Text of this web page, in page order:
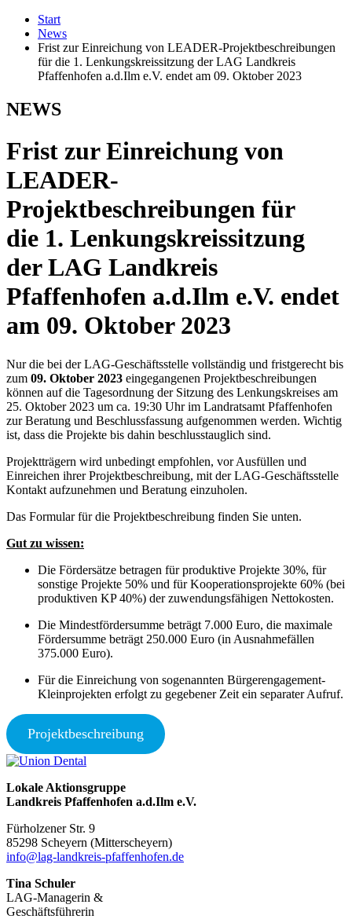
Start
News
Frist zur Einreichung von LEADER-Projektbeschreibungen
für die 1. Lenkungskreissitzung der LAG Landkreis
Pfaffenhofen a.d.Ilm e.V. endet am 09. Oktober 2023
NEWS
Frist zur Einreichung von
LEADER-
Projektbeschreibungen für
die 1. Lenkungskreissitzung
der LAG Landkreis
Pfaffenhofen a.d.Ilm e.V. endet
am 09. Oktober 2023
Nur die bei der LAG-Geschäftsstelle vollständig und fristgerecht bis
zum 09. Oktober 2023 eingegangenen Projektbeschreibungen
können auf die Tagesordnung der Sitzung des Lenkungskreises am
25. Oktober 2023 um ca. 19:30 Uhr im Landratsamt Pfaffenhofen
zur Beratung und Beschlussfassung aufgenommen werden. Wichtig
ist, dass die Projekte bis dahin beschlusstauglich sind.
Projektträgern wird unbedingt empfohlen, vor Ausfüllen und
Einreichen ihrer Projektbeschreibung, mit der LAG-Geschäftsstelle
Kontakt aufzunehmen und Beratung einzuholen.
Das Formular für die Projektbeschreibung finden Sie unten.
Gut zu wissen:
Die Fördersätze betragen für produktive Projekte 30%, für
sonstige Projekte 50% und für Kooperationsprojekte 60% (bei
produktiven KP 40%) der zuwendungsfähigen Nettokosten.
Die Mindestfördersumme beträgt 7.000 Euro, die maximale
Fördersumme beträgt 250.000 Euro (in Ausnahmefällen
375.000 Euro).
Für die Einreichung von sogenannten Bürgerengagement-
Kleinprojekten erfolgt zu gegebener Zeit ein separater Aufruf.
Projektbeschreibung
Lokale Aktionsgruppe
Landkreis Pfaffenhofen a.d.Ilm e.V.
Fürholzener Str. 9
85298 Scheyern (Mitterscheyern)
info@lag-landkreis-pfaffenhofen.de
Tina Schuler
LAG-Managerin &
Geschäftsführerin